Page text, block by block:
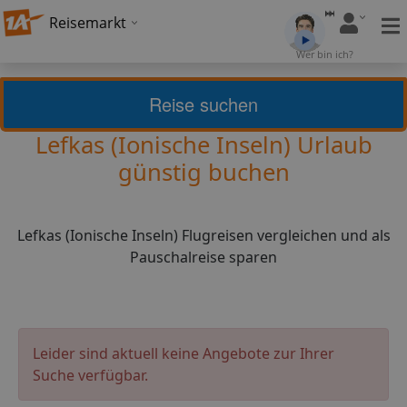
Reisemarkt
Wer bin ich?
Lefkas (Ionische Inseln) Urlaub
günstig buchen
Lefkas (Ionische Inseln) Flugreisen vergleichen und als
Pauschalreise sparen
Reise suchen
Leider sind aktuell keine Angebote zur Ihrer
Suche verfügbar.